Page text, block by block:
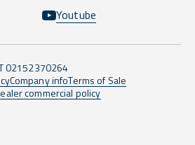
Youtube
02152370264
Company infoTerms of Sale
commercial policy